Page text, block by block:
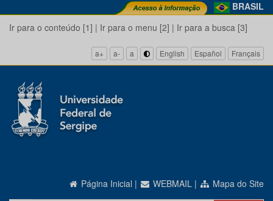
BRASIL
Ir para o conteúdo [1] | Ir para o menu [2] | Ir para a busca [3]
a+ a- a English Español Français
Página Inicial | WEBMAIL | Mapa do Site